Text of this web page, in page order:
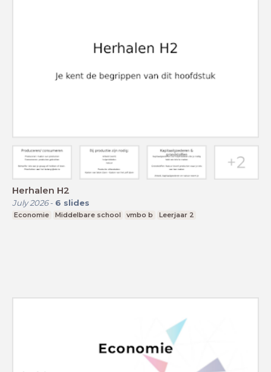
Herhalen H2
July 2026- 6 slides
Economie Middelbare school vmbo b Leerjaar 2